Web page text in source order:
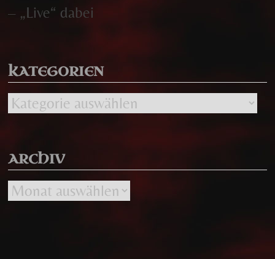
– „Live“ dabei
KATEGORIEN
Kategorien
ARCHIV
Archiv